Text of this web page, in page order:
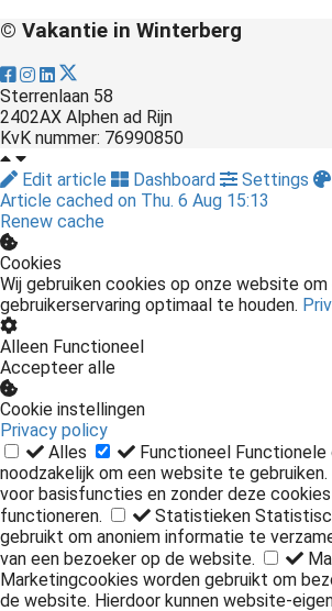
© Vakantie in Winterberg
Sterrenlaan 58
2402AX Alphen ad Rijn
KvK nummer: 76990850
Edit article
Dashboard Settings
Article cached on Thu. 6 Aug 15:13
Renew cache
Cookies
Wij gebruiken cookies op onze website om
gebruikerservaring optimaal te houden.
Alleen Functioneel
Accepteer alle
Cookie instellingen
Privacy policy
Alles
Functioneel Functionele
noodzakelijk om een website te
voor basisfuncties en zonder deze
functioneren.
Statistieken
gebruikt om anoniem informatie te
van een bezoeker op de website.
Marketingcookies worden gebruikt om
de website. Hierdoor kunnen website-